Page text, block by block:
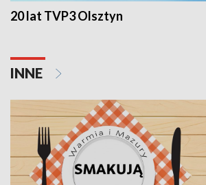
20 lat TVP3 Olsztyn
INNE